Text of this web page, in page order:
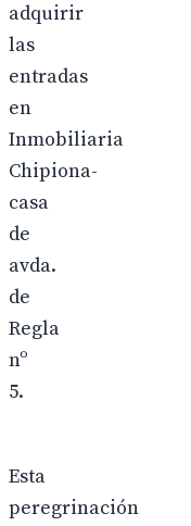
adquirir
las
entradas
en
Inmobiliaria
Chipiona-
casa
de
avda.
de
Regla
nº
5.
Esta
peregrinación